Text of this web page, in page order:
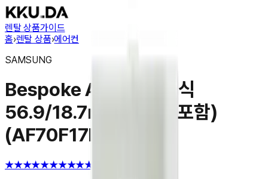
렌탈 상품가이드
홈›렌탈 상품›에어컨
SAMSUNG
Bespoke AI 무풍 클래식
56.9/18.7㎡ (리모컨 포함)
(AF70F17D24LRT)
★★★★★★★★★★